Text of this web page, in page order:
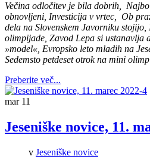
Večina odločitev je bila dobrih,
obnovljeni, Investicija v vrtec, Ob
dela na Slovenskem Javorniku stojijo,
olimpijade, Zavod Lepa si ustanavlja
»model«, Evropsko leto mladih na
Sedemsto petdeset otrokna mini
Preberite več...
mar 11
Jeseniške novice, 11.
v Jeseniške novice